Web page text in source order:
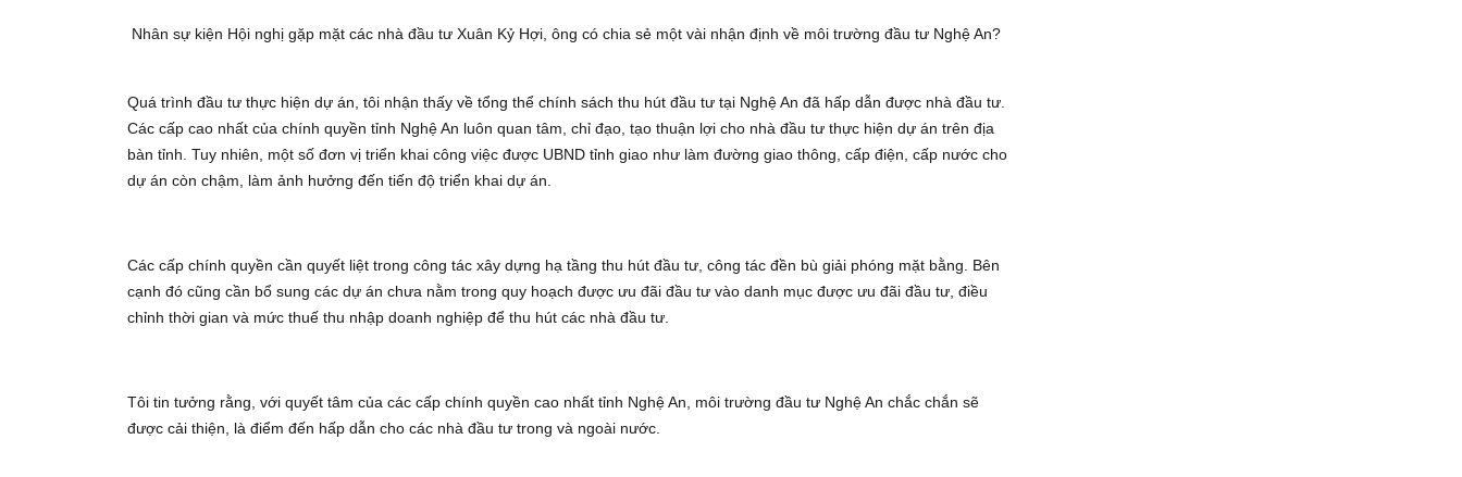
Nhân sự kiện Hội nghị gặp mặt các nhà đầu tư Xuân Kỷ Hợi, ông có chia sẻ một vài nhận định về môi trường đầu tư Nghệ An?
Quá trình đầu tư thực hiện dự án, tôi nhận thấy về tổng thể chính sách thu hút đầu tư tại Nghệ An đã hấp dẫn được nhà đầu tư.
Các cấp cao nhất của chính quyền tỉnh Nghệ An luôn quan tâm, chỉ đạo, tạo thuận lợi cho nhà đầu tư thực hiện dự án trên địa
bàn tỉnh. Tuy nhiên, một số đơn vị triển khai công việc được UBND tỉnh giao như làm đường giao thông, cấp điện, cấp nước cho
dự án còn chậm, làm ảnh hưởng đến tiến độ triển khai dự án.
Các cấp chính quyền cần quyết liệt trong công tác xây dựng hạ tầng thu hút đầu tư, công tác đền bù giải phóng mặt bằng. Bên
cạnh đó cũng cần bổ sung các dự án chưa nằm trong quy hoạch được ưu đãi đầu tư vào danh mục được ưu đãi đầu tư, điều
chỉnh thời gian và mức thuế thu nhập doanh nghiệp để thu hút các nhà đầu tư.
Tôi tin tưởng rằng, với quyết tâm của các cấp chính quyền cao nhất tỉnh Nghệ An, môi trường đầu tư Nghệ An chắc chắn sẽ
được cải thiện, là điểm đến hấp dẫn cho các nhà đầu tư trong và ngoài nước.